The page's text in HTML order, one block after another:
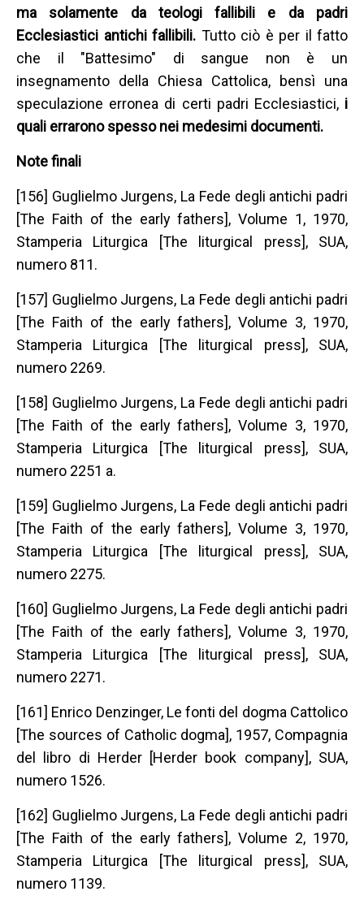
ma solamente da teologi fallibili e da padri
Ecclesiastici antichi fallibili. Tutto ciò è per il fatto
che il "Battesimo" di sangue non è un
insegnamento della Chiesa Cattolica, bensì una
speculazione erronea di certi padri Ecclesiastici, i
quali errarono spesso nei medesimi documenti.
Note finali
[156] Guglielmo Jurgens, La Fede degli antichi padri
[The Faith of the early fathers], Volume 1, 1970,
Stamperia Liturgica [The liturgical press], SUA,
numero 811.
[157] Guglielmo Jurgens, La Fede degli antichi padri
[The Faith of the early fathers], Volume 3, 1970,
Stamperia Liturgica [The liturgical press], SUA,
numero 2269.
[158] Guglielmo Jurgens, La Fede degli antichi padri
[The Faith of the early fathers], Volume 3, 1970,
Stamperia Liturgica [The liturgical press], SUA,
numero 2251 a.
[159] Guglielmo Jurgens, La Fede degli antichi padri
[The Faith of the early fathers], Volume 3, 1970,
Stamperia Liturgica [The liturgical press], SUA,
numero 2275.
[160] Guglielmo Jurgens, La Fede degli antichi padri
[The Faith of the early fathers], Volume 3, 1970,
Stamperia Liturgica [The liturgical press], SUA,
numero 2271.
[161] Enrico Denzinger, Le fonti del dogma Cattolico
[The sources of Catholic dogma], 1957, Compagnia
del libro di Herder [Herder book company], SUA,
numero 1526.
[162] Guglielmo Jurgens, La Fede degli antichi padri
[The Faith of the early fathers], Volume 2, 1970,
Stamperia Liturgica [The liturgical press], SUA,
numero 1139.